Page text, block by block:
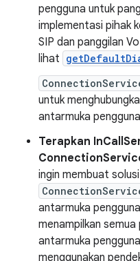
pengguna untuk
implementasi pihak
SIP dan panggilan
lihat
untuk
antarmuka
Terapkan
ingin membuat
antarmuka
menampilkan
antarmuka
menggunakan